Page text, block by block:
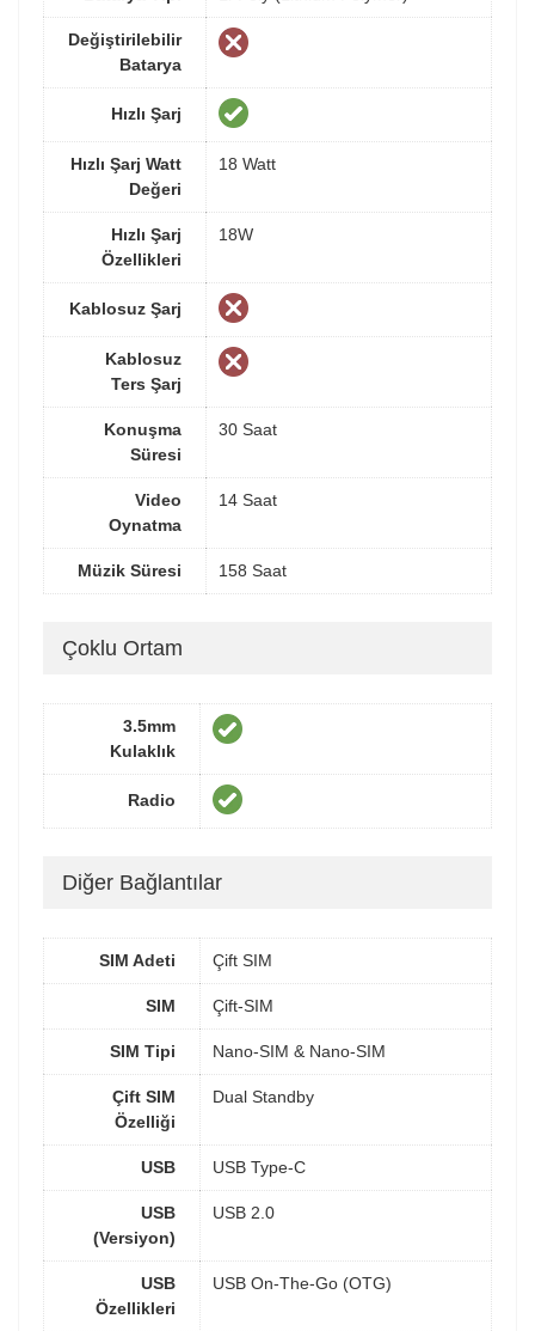
Değiştirilebilir
Batarya
Hızlı Şarj
Hızlı Şarj Watt
Değeri
18 Watt
Hızlı Şarj
Özellikleri
18W
Kablosuz Şarj
Kablosuz
Ters Şarj
Konuşma
Süresi
30 Saat
Video
Oynatma
14 Saat
Müzik Süresi 158 Saat
Çoklu Ortam
3.5mm
Kulaklık
Radio
Diğer Bağlantılar
SIM Adeti Çift SIM
SIM Çift-SIM
SIM Tipi Nano-SIM & Nano-SIM
Çift SIM
Özelliği
Dual Standby
USB USB Type-C
USB
(Versiyon)
USB 2.0
USB
Özellikleri
USB On-The-Go (OTG)